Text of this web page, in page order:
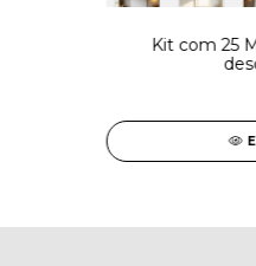
Kit com 25